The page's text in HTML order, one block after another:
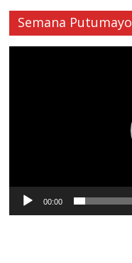
Semana Putumayo
00:00